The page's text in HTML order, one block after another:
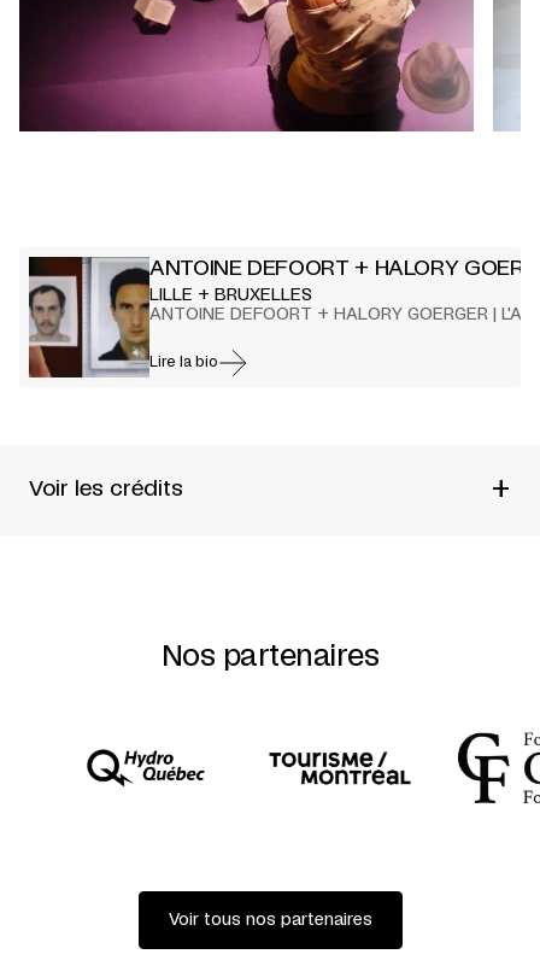
ANTOINE DEFOORT + HALORY
LILLE + BRUXELLES
ANTOINE DEFOORT + HALORY GOERGER |
Lire la bio
Voir les crédits +
BELINDA ANNALORO
THOMAS LEBLANC
GUICHARD / CECN
ASSISTANT À LA SCÉNOGRAPHIE ET PHOTOJULIEN
FOURNET
AVEC LE SOUTIEN DECONSEIL RÉGIONAL NORD-PAS-DE-
CALAIS + MINISTÈRE DE LA CULTURE ET DE LA
COMMUNICATION – DRAC NORD-PAS-DE-CALAIS + VILLE
DE LILLE + LA MALTERIE (LILLE)
Nos partenaires
Voir tous nos partenaires